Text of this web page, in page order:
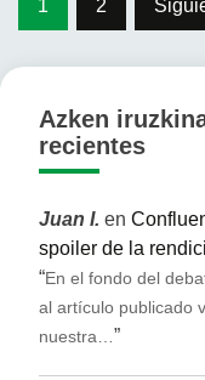
1 2
Azken
recientes
Juan I. en
spoiler de la
“En el fondo del
al artículo publicado
nuestra…”